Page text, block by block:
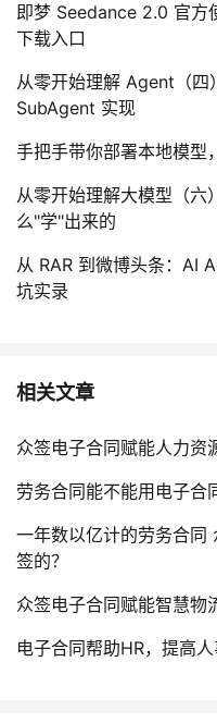
即梦 Seedance 2.0 官方
下载入口
从零开始理解 Agent（
SubAgent 实现
手把手带你部署本地模型
从零开始理解大模型（
么"学"出来的
从 RAR 到微博头条：AI
坑实录
相关文章
众签电子合同赋能人力资
劳务合同能不能用电子合
一年数以亿计的劳务合同 众签电子合同是怎么帮助企业HR
签的？
众签电子合同赋能智慧物
电子合同帮助HR，提高